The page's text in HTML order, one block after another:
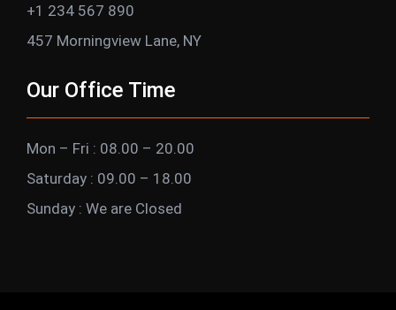
+1 234 567 890
457 Morningview Lane, NY
Our Office Time
Mon – Fri : 08.00 – 20.00
Saturday : 09.00 – 18.00
Sunday : We are Closed